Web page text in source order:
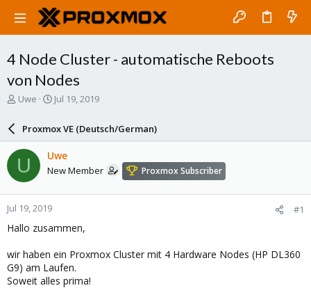
4 Node Cluster - automatische Reboots
von Nodes
T
a
d
s
t
a
r
t
e
Uwe
S
r
d
a
e
Jul 19, 2019
Proxmox VE (Deutsch/German)
U Uwe
New Member Proxmox Subscriber
Jul 19, 2019 #1
Hallo zusammen,
wir haben ein Proxmox Cluster mit 4 Hardware Nodes (HP DL360
G9) am Laufen.
Soweit alles prima!